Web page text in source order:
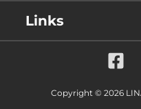
Links
Copyright © 2026